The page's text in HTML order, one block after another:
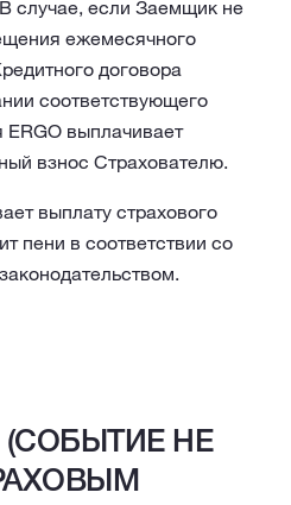
случае, если Заемщик не
ежемесячного
договора
соответствующего
выплачивает
взнос Страхователю.
выплату страхового
пени в соответствии со
НЕ